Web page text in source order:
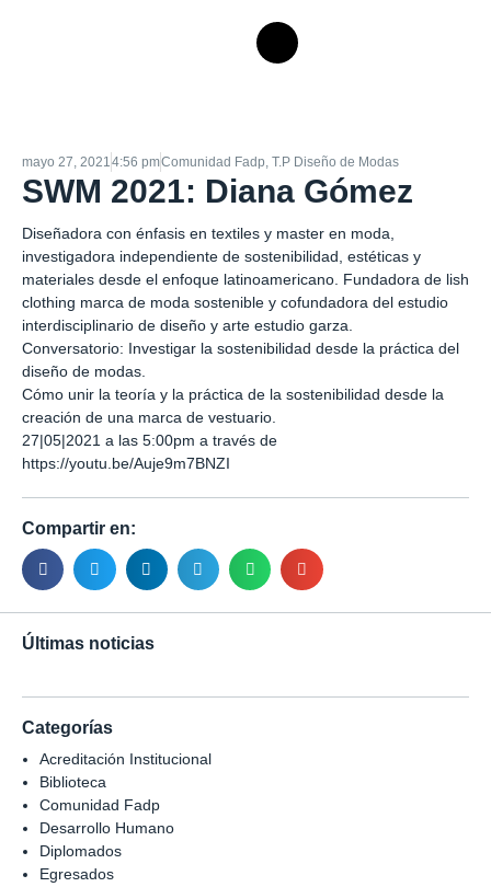
mayo 27, 20214:56 pmComunidad Fadp, T.P Diseño de Modas
SWM 2021: Diana Gómez
Diseñadora con énfasis en textiles y master en moda,
investigadora independiente de sostenibilidad, estéticas y
materiales desde el enfoque latinoamericano. Fundadora de lish
clothing marca de moda sostenible y cofundadora del estudio
interdisciplinario de diseño y arte estudio garza.
Conversatorio: Investigar la sostenibilidad desde la práctica del
diseño de modas.
Cómo unir la teoría y la práctica de la sostenibilidad desde la
creación de una marca de vestuario.
27|05|2021 a las 5:00pm a través de
https://youtu.be/Auje9m7BNZI
Compartir en:
Últimas noticias
Categorías
Acreditación Institucional
Biblioteca
Comunidad Fadp
Desarrollo Humano
Diplomados
Egresados